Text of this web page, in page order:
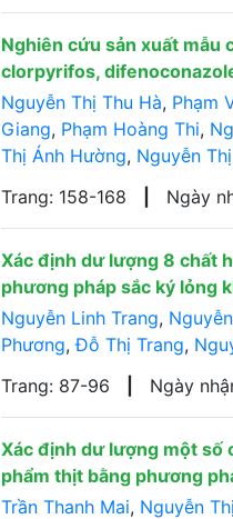
Nghiên cứu sản xuất mẫu
clorpyrifos,
Nguyễn Thị Thu Hà, Phạm
Giang, Phạm Hoàng Thi,
Thị Ánh Hường, Nguyễn
Trang: 158-168
Ngày
Xác định dư lượng 8 chất
phương pháp sắc ký lỏng
Nguyễn Linh Trang,
Phương,Đỗ Thị Trang,
Trang: 87-96
Ngày
Xác định dư lượng một số
phẩm thịt bằng phương
Trần Thanh Mai, Nguyễn